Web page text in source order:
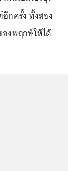
กครั้ง ทั้งสอง
องพฤกษ์ให้ได้